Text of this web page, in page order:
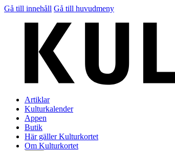
Gå till innehåll Gå till huvudmeny
Artiklar
Kulturkalender
Appen
Butik
Här gäller Kulturkortet
Om Kulturkortet